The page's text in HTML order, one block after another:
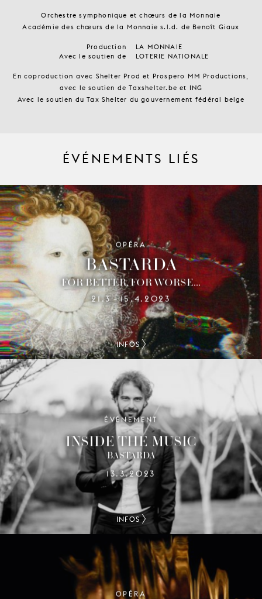
Orchestre symphonique et chœurs de la Monnaie
Académie des chœurs de la Monnaie s.l.d. de Benoît Giaux
Production
LA MONNAIE
Avec le soutien de
LOTERIE NATIONALE
En coproduction avec Shelter Prod et Prospero MM Productions,
avec le soutien de Taxshelter.be et ING
Avec le soutien du Tax Shelter du gouvernement fédéral belge
ÉVÉNEMENTS LIÉS
OPÉRA
BASTARDA
FOR BETTER, FOR WORSE...
21.3–15.4.2023
INFOS
ÉVÉNEMENT
INSIDE THE MUSIC
BASTARDA
13.3.2023
INFOS
OPÉRA